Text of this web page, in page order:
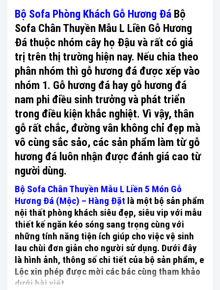
Bộ Sofa Phòng Khách Gỗ Hương Đá Bộ
Sofa Chân Thuyền Mẫu L Liền Gỗ Hương
Đá thuộc nhóm cây họ Đậu và rất có giá
trị trên thị trường hiện nay. Nếu chia theo
phân nhóm thì gỗ hương đá được xếp vào
nhóm 1. Gỗ hương đá hay gỗ hương đá
nam phi điều sinh trưởng và phát triển
trong điều kiện khắc nghiệt. Vì vậy, thân
gỗ rất chắc, đường vân không chỉ đẹp mà
vô cùng sắc sảo, các sản phẩm làm từ gỗ
hương đá luôn nhận được đánh giá cao từ
người dùng.
Bộ Sofa Chân Thuyền Mẫu L Liền 5 Món Gỗ
Hương Đá (Mộc) – Hàng Đặt là một bộ sản phẩm
nội thất phòng khách siêu đẹp, siêu vip với mẫu
thiết kế ngăn kéo sóng sang trọng cùng với
những tính năng tiện ích giúp cho việc vệ sinh
lau chùi đơn giản cho người sử dụng. Dưới đây
là hình ảnh, thông số chi tiết của bộ sản phẩm, e
Lộc xin phép được mời các bác cùng tham khảo
dưới bài viết.